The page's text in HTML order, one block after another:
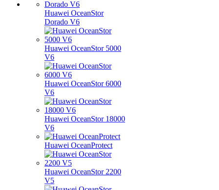
Huawei OceanStor
Dorado V6
Huawei OceanStor 5000
V6
Huawei OceanStor 6000
V6
Huawei OceanStor 18000
V6
Huawei OceanProtect
Huawei OceanStor 2200
V5